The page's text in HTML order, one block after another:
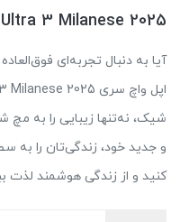
3 Milanese 2025
آیا به دنبال تجربه‌ای
شیک، نه‌تنها زیبایی را به مچ
و جدید خود، زندگی‌تان را به
کنید و از زندگی هوشمند لذت